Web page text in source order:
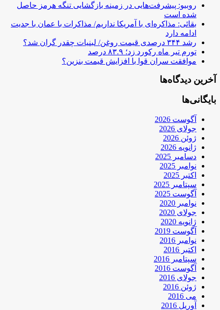
روبیو: پیشرفت‌هایی در زمینه بازگشایی تنگه هرمز حاصل
شده است
بقائی: مذاکره‌ای با آمریکا نداریم/ مذاکرات با عمان با جدیت
ادامه دارد
رشد ۳۴۴ درصدی قیمت روغن/ لبنیات چقدر گران شد؟
تورم تیر ماه رکورد زد؛ ۸۳.۹ درصد
موافقت سران قوا با افزایش قیمت بنزین؟
آخرین دیدگاه‌ها
بایگانی‌ها
آگوست 2026
جولای 2026
ژوئن 2026
ژانویه 2026
دسامبر 2025
نوامبر 2025
اکتبر 2025
سپتامبر 2025
آگوست 2025
نوامبر 2020
جولای 2020
ژانویه 2020
آگوست 2019
نوامبر 2016
اکتبر 2016
سپتامبر 2016
آگوست 2016
جولای 2016
ژوئن 2016
می 2016
آوریل 2016